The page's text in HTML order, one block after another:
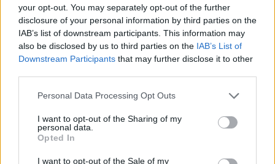
your opt-out. You may separately opt-out of the further
disclosure of your personal information by third parties on the
IAB’s list of downstream participants. This information may
also be disclosed by us to third parties on the IAB’s List of
Downstream Participants that may further disclose it to other
Personal Data Processing Opt Outs
I want to opt-out of the Sharing of my
personal data.
Opted In
I want to opt-out of the Sale of my
A presença da Nortada vai mais uma vez, alem da
competição. O que queremos é fazer parte deste
movimento que promove o encontro entre atletas,
visitantes e a comunidade local. Que a marca Nortada
Esposende com o vento e o mar, refere o CEO da
Nortada.
Para o Presidente da Câmara Municipal de Esposende,
Carlos Silva, a prática de desportos náuticos é vista pelo
Publicado 1 dia atrás on 05/08/2026
Ígor Lopes
Congressos do Estoril.
Participação cívica, Juventude, Educação, Emprego e
Inclusão de pessoas com deficiência. Estas são as áreas
em que se enquadram os cinco projetos da Câmara